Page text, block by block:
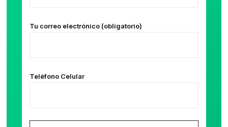
Tu correo electrónico (obligatorio)
Teléfono Celular